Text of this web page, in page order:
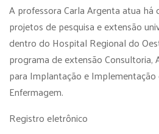
A professora Carla Argenta atua há
projetos de pesquisa e extensão
dentro do Hospital Regional do
programa de extensão Consultoria,
para Implantação e
Enfermagem.
Registro eletrônico